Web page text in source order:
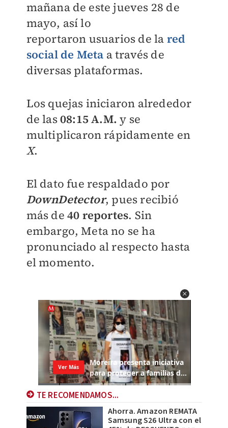
mañana de este jueves 28 de
mayo, así lo
reportaron usuarios de la red
social de Meta a través de
diversas plataformas.
Los quejas iniciaron alrededor
de las08:15 A.M. y se
multiplicaron rápidamente en
X.
El dato fue respaldado por
DownDetector, pues recibió
más de 40 reportes. Sin
embargo, Meta no se ha
pronunciado al respecto hasta
el momento.
TE RECOMENDAMOS...
Ahorra. Amazon REMATA
Samsung S26 Ultra con el